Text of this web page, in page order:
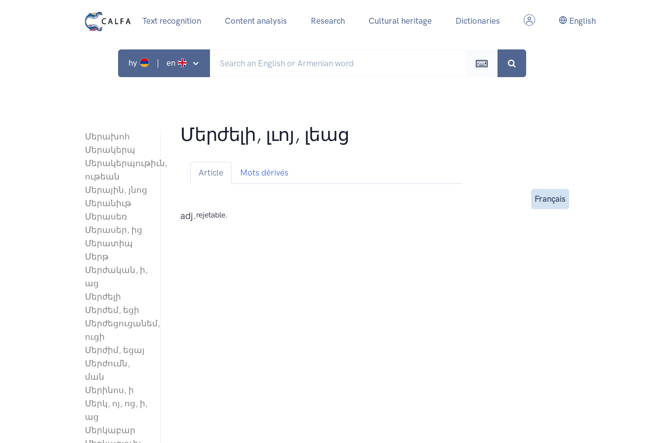
Text recognition Content analysis Research Cultural heritage Dictionaries English
hy | en
Մերախոհ
Մերակերպ
Մերակերպութիւն,
ութեան
Մերային, յնոց
Մերանիւթ
Մերասեռ
Մերասեր, ից
Մերատիպ
Մերթ
Մերժական, ի,
աց
Մերժելի
Մերժեմ, եցի
Մերժեցուցանեմ,
ուցի
Մերժիմ, եցայ
Մերժումն,
ման
Մերինոս, ի
Մերկ, ոյ, ոց, ի,
աց
Մերկաբար
Մերժելի, լւոյ, լեաց
Article Mots dérivés
Français
adj.rejetable.